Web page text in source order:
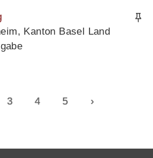
Kanton Basel Land
3 4 5 ›